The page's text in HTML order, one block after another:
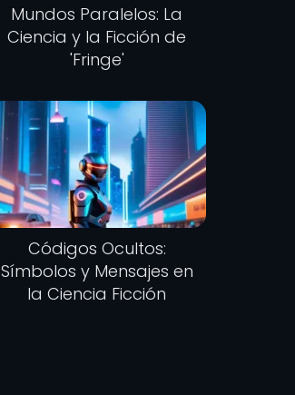
Mundos Paralelos: La
Ciencia y la Ficción de
'Fringe'
Códigos Ocultos:
Símbolos y Mensajes en
la Ciencia Ficción